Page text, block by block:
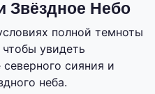
Звёздное Небо
полной темноты
увидеть
сияния и
неба.